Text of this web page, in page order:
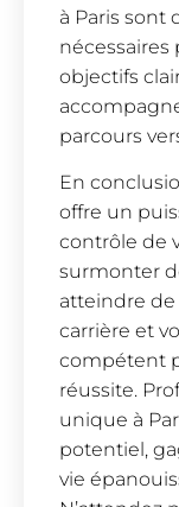
à Paris sont
nécessaires
objectifs
parcours
En
offre un
contrôle de
surmonter
atteindre
carrière et
compétent
réussite.
unique à
potentiel,
vie